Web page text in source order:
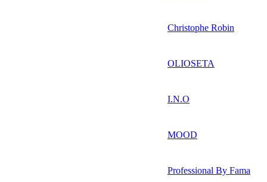
Christophe Robin
OLIOSETA
I.N.O
MOOD
Professional By Fama